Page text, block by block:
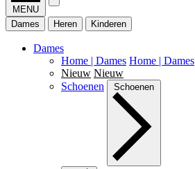
MENU
Dames
Heren Kinderen
Dames
Home | Dames Home | Dames
Nieuw Nieuw
Schoenen
Schoenen